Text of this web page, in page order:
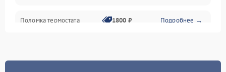
Поломка термостата 1800 ₽ Подробнее →